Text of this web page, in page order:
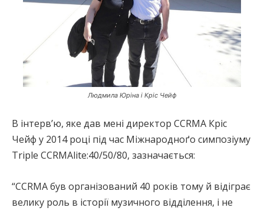
Людмила Юріна і Кріс Чейф
В інтерв’ю, яке дав мені директор CCRMA Кріс
Чейф у 2014 році під час Міжнародноґо симпозіуму
Triple CCRMAlite:40/50/80, зазначається:
“CCRMA був організований 40 років тому й відіграє
велику роль в історії музичного відділення, і не